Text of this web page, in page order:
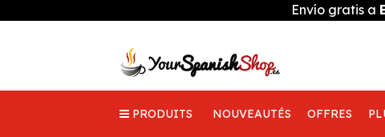
Envío gratis a
PRODUITS NOUVEAUTÉS OFFRES